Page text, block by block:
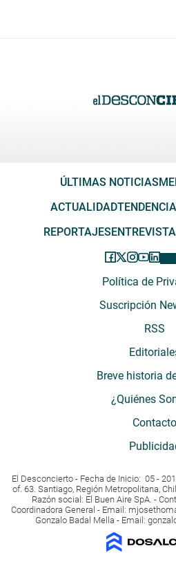
ÚLTIMAS NOTICIAS
ACTUALIDAD
REPORTAJES
Política de
Suscripción
RSS
Breve historia
¿Quiénes
Contacto
El Desconcierto - Fecha de Inicio: 05 -
of. 63. Santiago, Región Metropolitana,
Razón social: El Buen Aire SpA. -
Coordinadora General - Email:
Gonzalo Badal Mella - Email: